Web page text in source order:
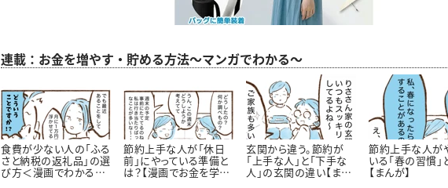
連載：お金を増やす・貯める方法～マンガでわかる～
食費が少ない人の「ふる
さと納税の返礼品」の選
び方＜漫画でわかるお
節約上手な人が「休日
前」にやっている準備と
は？【漫画でお金を学
玄関から違う。節約が
「上手な人」と「下手な
人」の玄関の違い【まん
節約上手な人が
いる「春の習慣」
【まんが】